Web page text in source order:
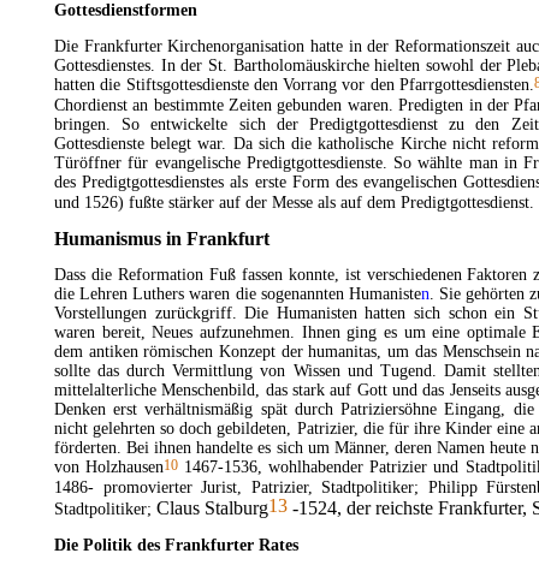
Gottesdienstformen
Die Frankfurter Kirchenorganisation hatte in der Reformationszeit
Gottesdienstes. In der St. Bartholomäuskirche hielten sowohl der
hatten die Stiftsgottesdienste den Vorrang vor den Pfarrgottesdiensten.
Chordienst an bestimmte Zeiten gebunden waren. Predigten in der
bringen. So entwickelte sich der Predigtgottesdienst zu den
Gottesdienste belegt war. Da sich die katholische Kirche nicht
Türöffner für evangelische Predigtgottesdienste. So wählte man in
des Predigtgottesdienstes als erste Form des evangelischen
und 1526) fußte stärker auf der Messe als auf dem Predigtgottesdienst.
Humanismus in Frankfurt
Dass die Reformation Fuß fassen konnte, ist verschiedenen Faktoren
die Lehren Luthers waren die sogenannten Humanisten. Sie gehörten
Vorstellungen zurückgriff. Die Humanisten hatten sich schon ein
waren bereit, Neues aufzunehmen. Ihnen ging es um eine optimale
dem antiken römischen Konzept der humanitas, um das Menschsein
sollte das durch Vermittlung von Wissen und Tugend. Damit
mittelalterliche Menschenbild, das stark auf Gott und das Jenseits
Denken erst verhältnismäßig spät durch Patriziersöhne Eingang,
nicht gelehrten so doch gebildeten, Patrizier, die für ihre Kinder eine
förderten. Bei ihnen handelte es sich um Männer, deren Namen heute
von Holzhausen10 1467-1536, wohlhabender Patrizier und
1486- promovierter Jurist, Patrizier, Stadtpolitiker; Philipp
Stadtpolitiker; Claus Stalburg13 -1524, der reichste Frankfurter,
Die Politik des Frankfurter Rates